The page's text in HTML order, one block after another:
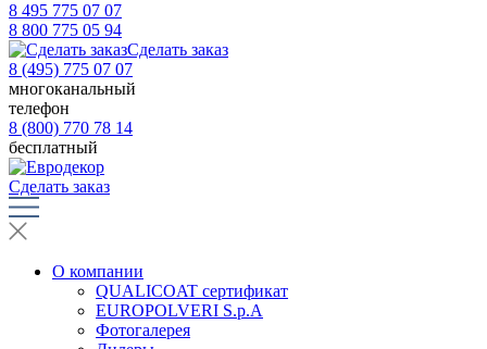
8 495 775 07 07
8 800 775 05 94
Сделать заказ
8 (495) 775 07 07
многоканальный
телефон
8 (800) 770 78 14
бесплатный
Сделать заказ
О компании
QUALICOAT сертификат
EUROPOLVERI S.p.A
Фотогалерея